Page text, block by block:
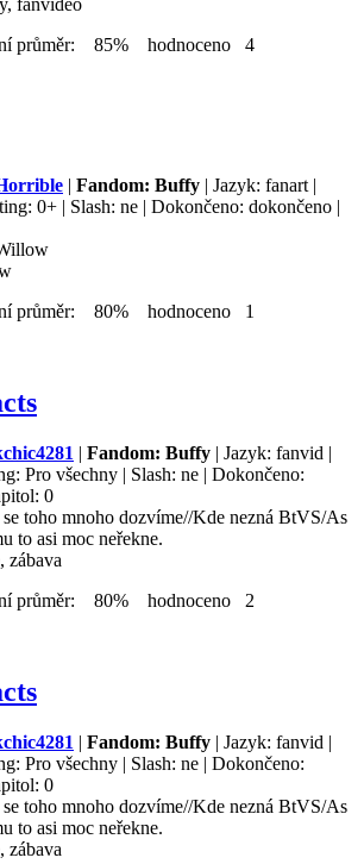
průměr: 85% hodnoceno 4
| Fandom: Buffy | Jazyk: fanart |
0+ | Slash: ne | Dokončeno: dokončeno |
průměr: 80% hodnoceno 1
| Fandom: Buffy | Jazyk: fanvid |
Pro všechny | Slash: ne | Dokončeno:
0
toho mnoho dozvíme//Kde nezná BtVS/As
to asi moc neřekne.
zábava
průměr: 80% hodnoceno 2
| Fandom: Buffy | Jazyk: fanvid |
Pro všechny | Slash: ne | Dokončeno:
0
toho mnoho dozvíme//Kde nezná BtVS/As
to asi moc neřekne.
zábava